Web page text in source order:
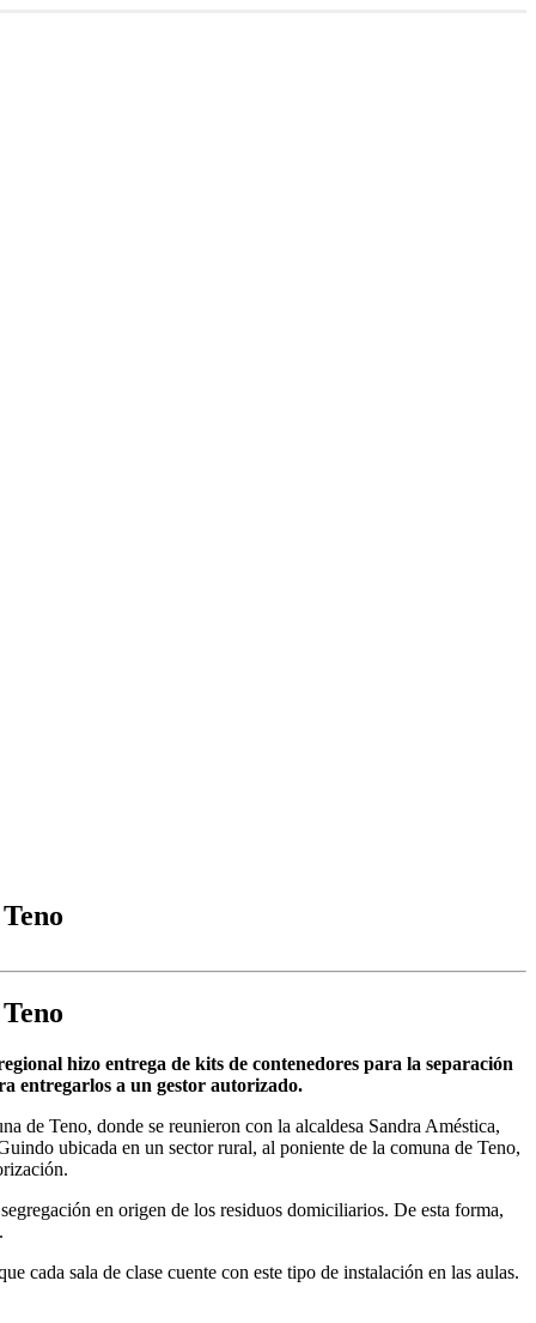
hizo entrega de kits de contenedores para la separación
entregarlos a un gestor autorizado.
de Teno, donde se reunieron con la alcaldesa Sandra Améstica,
ubicada en un sector rural, al poniente de la comuna de Teno,
en origen de los residuos domiciliarios. De esta forma,
cada sala de clase cuente con este tipo de instalación en las aulas.